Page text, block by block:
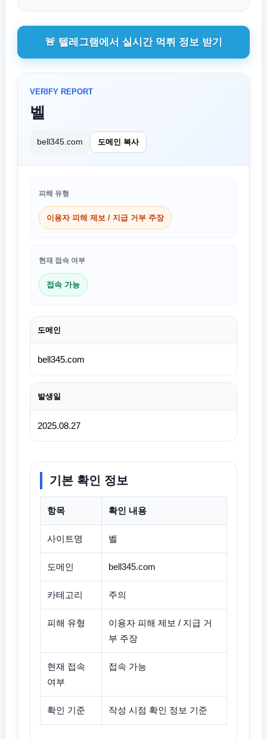
🚨 텔레그램에서 실시간 먹튀 정보 받기
VERIFY REPORT
벨
bell345.com 도메인 복사
피해 유형
이용자 피해 제보 / 지급 거부 주장
현재 접속 여부
접속 가능
도메인
bell345.com
발생일
2025.08.27
기본 확인 정보
항목 확인 내용
사이트명 벨
도메인 bell345.com
카테고리 주의
피해 유형
이용자 피해 제보 / 지급 거
부 주장
현재 접속
여부
접속 가능
확인 기준 작성 시점 확인 정보 기준